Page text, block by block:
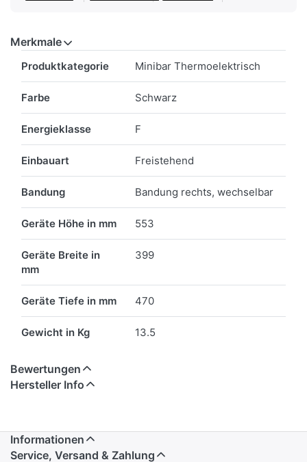
Merkmale
Produktkategorie Minibar Thermoelektrisch
Farbe Schwarz
Energieklasse F
Einbauart Freistehend
Bandung Bandung rechts, wechselbar
Geräte Höhe in mm 553
Geräte Breite in
mm
399
Geräte Tiefe in mm 470
Gewicht in Kg 13.5
Bewertungen
Hersteller Info
Informationen
Service, Versand & Zahlung